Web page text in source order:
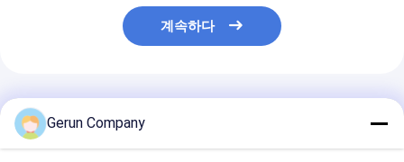
계속하다
추천된 제품
Gerun Company